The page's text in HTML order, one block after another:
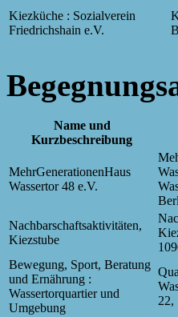
Kiezküche : Sozialverein
Friedrichshain e.V.
Name und
Kurzbeschreibung
MehrGenerationenHaus
Wassertor 48 e.V.
Nachbarschaftsaktivitäten,
Kiezstube
Bewegung, Sport, Beratung
und Ernährung :
Wassertorquartier und
Umgebung
22,